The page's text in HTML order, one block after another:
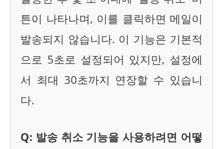
튼이 나타나며, 이를 클릭하면 메일이
발송되지 않습니다. 이 기능은 기본적
으로 5초로 설정되어 있지만, 설정에
서 최대 30초까지 연장할 수 있습니
다.
Q: 발송 취소 기능을 사용하려면 어떻